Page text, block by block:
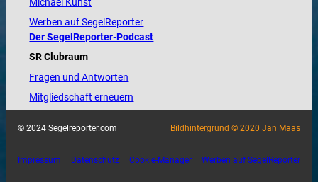
Michael Kunst
Werben auf SegelReporter
Der SegelReporter-Podcast
SR Clubraum
Fragen und Antworten
Mitgliedschaft erneuern
© 2024 Segelreporter.com Bildhintergrund © 2020 Jan Maas
Impressum Datenschutz Cookie-Manager Werben auf SegelReporter